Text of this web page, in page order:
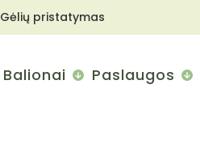
Gėlių pristatymas
Balionai Paslaugos